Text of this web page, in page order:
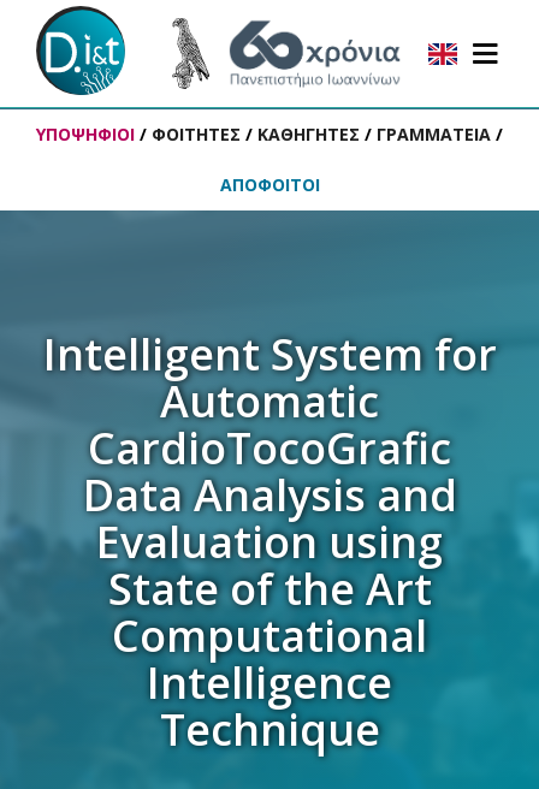
ΥΠΟΨΗΦΙΟΙ / ΦΟΙΤΗΤΕΣ / ΚΑΘΗΓΗΤΕΣ / ΓΡΑΜΜΑΤΕΙΑ /
ΑΠΟΦΟΙΤΟΙ
Intelligent System for
Automatic
CardioTocoGrafic
Data Analysis and
Evaluation using
State of the Art
Computational
Intelligence
Technique